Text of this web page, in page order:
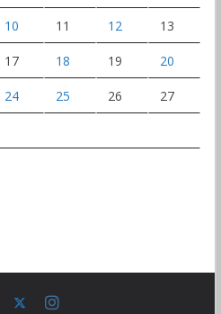
10 11 12 13
17 18 19 20
24 25 26 27